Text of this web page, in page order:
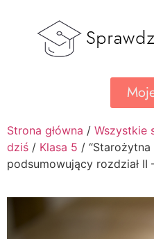
Strona główna / Wszystkie
dziś / Klasa 5 / “Starożytna
podsumowujący rozdział